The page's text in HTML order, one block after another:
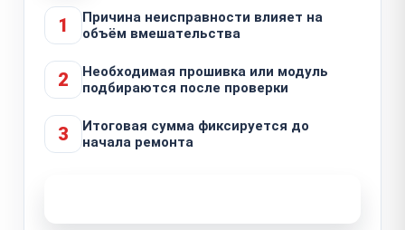
1
Причина неисправности влияет на
объём вмешательства
2
Необходимая прошивка или модуль
подбираются после проверки
3
Итоговая сумма фиксируется до
начала ремонта